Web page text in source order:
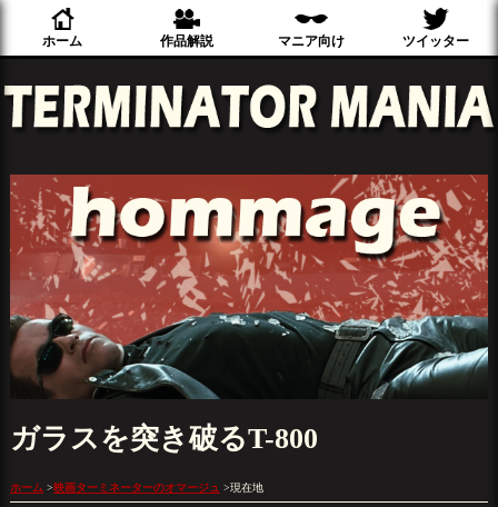
ホーム 作品解説 マニア向け ツイッター
ガラスを突き破るT-800
ホーム>映画ターミネーターのオマージュ >現在地